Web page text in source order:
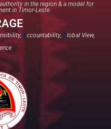
in the region & a model for
in Timor-Leste.
Accountability, Global View,